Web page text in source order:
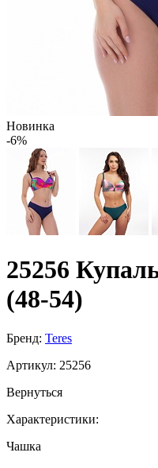
Новинка
-6%
25256
(48-54)
Бренд: Teres
Артикул: 25256
Вернуться
Характеристики:
Чашка